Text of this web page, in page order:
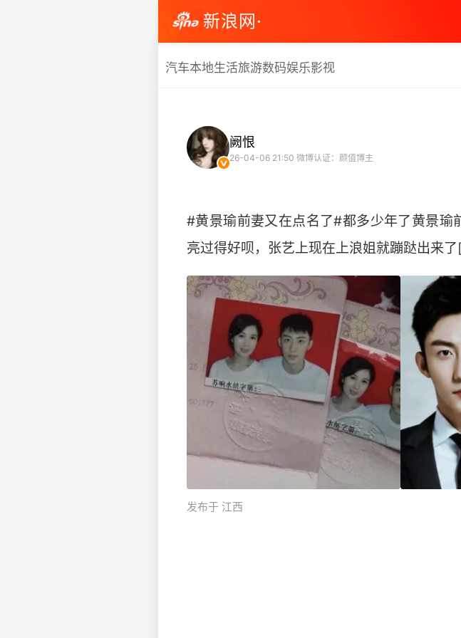
新浪网·
汽车本地生活旅游数码娱乐影视
阙恨
26-04-06 21:50 微博认证：颜值博主
#黄景瑜前妻又在点名了#都多少年了黄景
亮过得好呗，张艺上现在上浪姐就蹦跶出来了
发布于 江西